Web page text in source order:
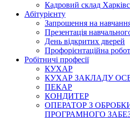
Кадровий склад
Абітурієнту
Запрошення на
Презентація
День відкритих дверей
Профорієнтаційна
Робітничі професії
КУХАР
КУХАР ЗАКЛАДУ
ПЕКАР
КОНДИТЕР
ОПЕРАТОР З
ПРОГРАМНОГО